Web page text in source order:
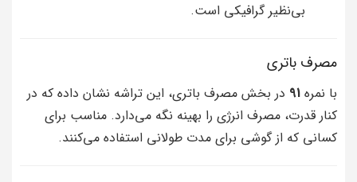
بی‌نظیر گرافیکی است.
مصرف باتری
با نمره 91 در بخش مصرف باتری، این تراشه نشان داده که در
کنار قدرت، مصرف انرژی را بهینه نگه می‌دارد. مناسب برای
کسانی که از گوشی برای مدت طولانی استفاده می‌کنند.